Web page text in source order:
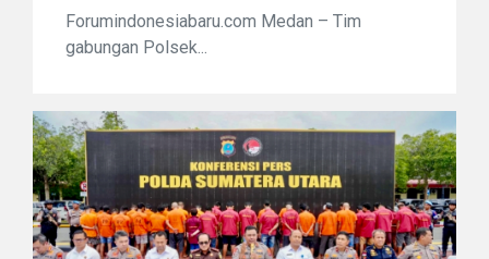
Forumindonesiabaru.com Medan – Tim
gabungan Polsek...